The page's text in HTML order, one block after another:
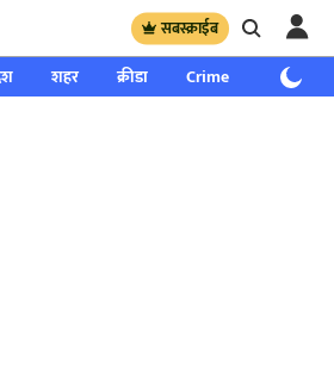
सबस्क्राईब
शहर क्रीडा Crime साप्ताहिक